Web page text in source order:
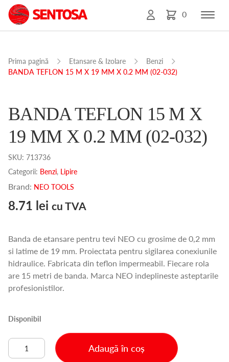
0
Prima pagină Etansare & Izolare
Benzi
BANDA TEFLON 15 M X 19 MM X 0.2 MM (02-032)
BANDA TEFLON 15 M X
19 MM X 0.2 MM (02-032)
SKU: 713736
Categorii: Benzi, Lipire
Brand: NEO TOOLS
8.71 lei cu TVA
Banda de etansare pentru tevi NEO cu grosime de 0,2 mm
si latime de 19 mm. Proiectata pentru sigilarea conexiunile
hidraulice. Fabricata din teflon impermeabil. Fiecare rola
are 15 metri de banda. Marca NEO indeplineste asteptarile
profesionistilor.
Disponibil
Cantitate
BANDA
Adaugă în coș